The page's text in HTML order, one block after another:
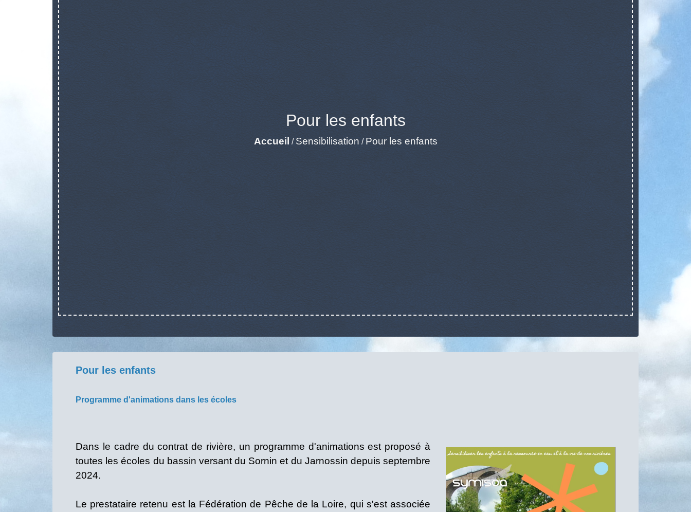
Pour les enfants
Accueil / Sensibilisation / Pour les enfants
Pour les enfants
Programme d'animations dans les écoles
Dans le cadre du contrat de rivière, un programme d'animations est proposé à
toutes les écoles du bassin versant du Sornin et du Jarnossin depuis septembre
2024.
Le prestataire retenu est la Fédération de Pêche de la Loire, qui s'est associée